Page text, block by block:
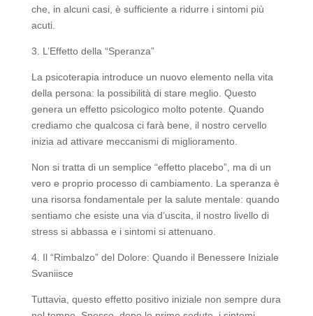
che, in alcuni casi, è sufficiente a ridurre i sintomi più
acuti.
3. L’Effetto della “Speranza”
La psicoterapia introduce un nuovo elemento nella vita
della persona: la possibilità di stare meglio. Questo
genera un effetto psicologico molto potente. Quando
crediamo che qualcosa ci farà bene, il nostro cervello
inizia ad attivare meccanismi di miglioramento.
Non si tratta di un semplice “effetto placebo”, ma di un
vero e proprio processo di cambiamento. La speranza è
una risorsa fondamentale per la salute mentale: quando
sentiamo che esiste una via d’uscita, il nostro livello di
stress si abbassa e i sintomi si attenuano.
4. Il “Rimbalzo” del Dolore: Quando il Benessere Iniziale
Svaniisce
Tuttavia, questo effetto positivo iniziale non sempre dura